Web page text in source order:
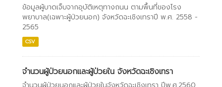
ข้อมูลผู้บาดเจ็บจากอุบัติเหตุทางถนน ตามพื้นที่ของโรง
พยาบาล(เฉพาะผู้ป่วยนอก) จังหวัดฉะเชิงเทราปี พ.ศ. 2558 -
2565
CSV
จำนวนผู้ป่วยนอกและผู้ป่วยใน จังหวัดฉะเชิงเทรา